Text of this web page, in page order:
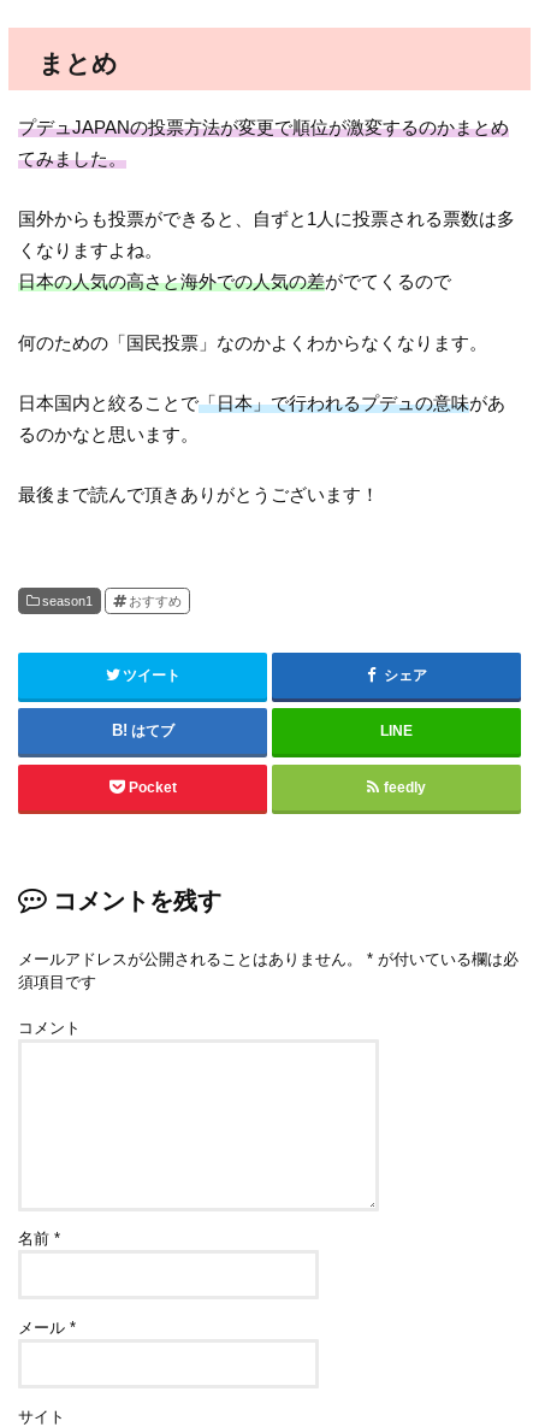
まとめ
プデュJAPANの投票方法が変更で順位が激変するのかまとめ
てみました。
国外からも投票ができると、自ずと1人に投票される票数は多
くなりますよね。
日本の人気の高さと海外での人気の差がでてくるので
何のための「国民投票」なのかよくわからなくなります。
日本国内と絞ることで「日本」で行われるプデュの意味があ
るのかなと思います。
最後まで読んで頂きありがとうございます！
season1 おすすめ
ツイート シェア
はてブ LINE
Pocket feedly
コメントを残す
メールアドレスが公開されることはありません。 * が付いている欄は必
須項目です
コメント
名前*
メール*
サイト